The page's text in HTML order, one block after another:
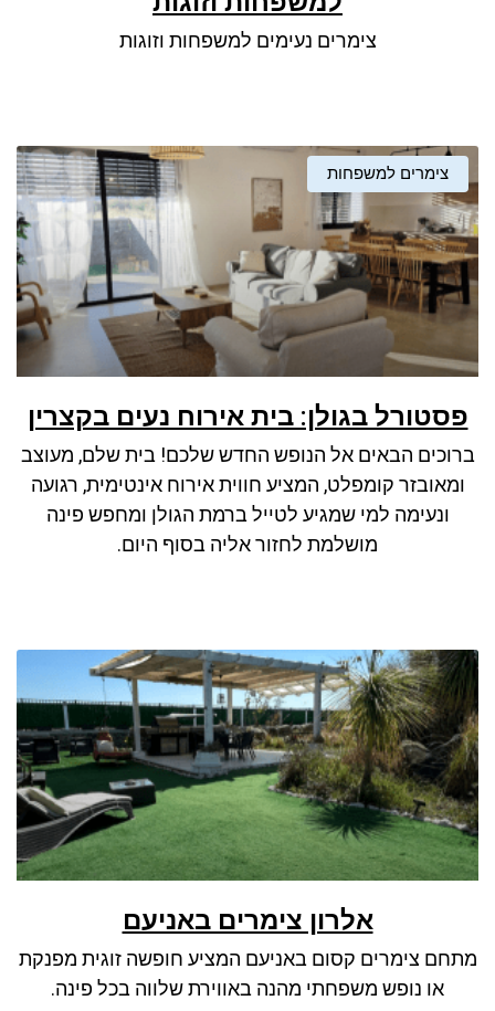
סמן קישוריםצימרים נעימים למשפחות וזוגות
צימרים למשפחות
פסטורל בגולן: בית אירוח נעים בקצרין
ברוכים הבאים אל הנופש החדש שלכם! בית שלם, מעוצב
ומאובזר קומפלט, המציע חווית אירוח אינטימית, רגועה
ונעימה למי שמגיע לטייל ברמת הגולן ומחפש פינה
מושלמת לחזור אליה בסוף היום.
אלרון צימרים באניעם
מתחם צימרים קסום באניעם המציע חופשה זוגית מפנקת
או נופש משפחתי מהנה באווירת שלווה בכל פינה.